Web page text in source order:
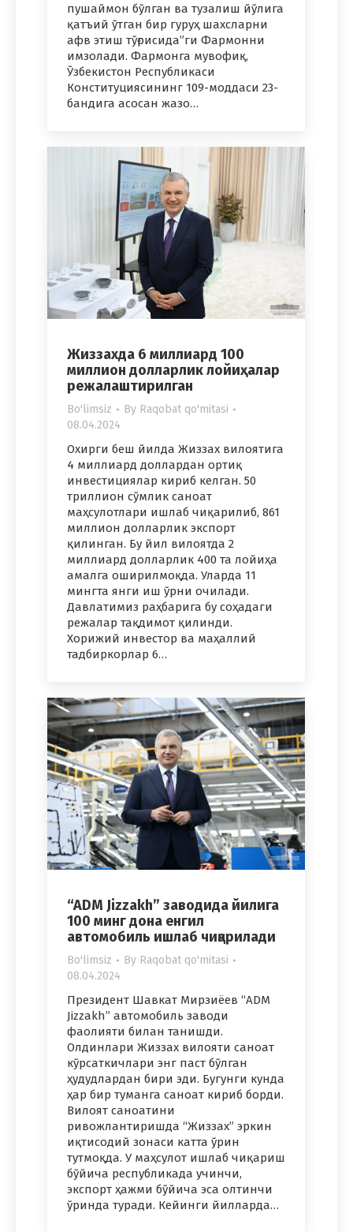
пушаймон бўлган ва тузалиш йўлига
қатъий ўтган бир гуруҳ шахсларни
афв этиш тўғрисида”ги Фармонни
имзолади. Фармонга мувофиқ,
Ўзбекистон Республикаси
Конституциясининг 109-моддаси 23-
бандига асосан жазо…
Жиззахда 6 миллиард 100
миллион долларлик лойиҳалар
режалаштирилган
Bo'limsiz By Raqobat qo'mitasi
08.04.2024
Охирги беш йилда Жиззах вилоятига
4 миллиард доллардан ортиқ
инвестициялар кириб келган. 50
триллион сўмлик саноат
маҳсулотлари ишлаб чиқарилиб, 861
миллион долларлик экспорт
қилинган. Бу йил вилоятда 2
миллиард долларлик 400 та лойиҳа
амалга оширилмоқда. Уларда 11
мингта янги иш ўрни очилади.
Давлатимиз раҳбарига бу соҳадаги
режалар тақдимот қилинди.
Хорижий инвестор ва маҳаллий
тадбиркорлар 6…
“ADM Jizzakh” заводида йилига
100 минг дона енгил
автомобиль ишлаб чиқарилади
Bo'limsiz By Raqobat qo'mitasi
08.04.2024
Президент Шавкат Мирзиёев “ADM
Jizzakh” автомобиль заводи
фаолияти билан танишди.
Олдинлари Жиззах вилояти саноат
кўрсаткичлари энг паст бўлган
ҳудудлардан бири эди. Бугунги кунда
ҳар бир туманга саноат кириб борди.
Вилоят саноатини
ривожлантиришда “Жиззах” эркин
иқтисодий зонаси катта ўрин
тутмоқда. У маҳсулот ишлаб чиқариш
бўйича республикада учинчи,
экспорт ҳажми бўйича эса олтинчи
ўринда туради. Кейинги йилларда…